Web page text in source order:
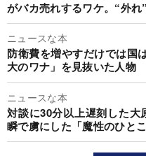
がバカ売れするワケ。“外
ニュースな本
防衛費を増やすだけでは国
大のワナ」を見抜いた人物
ニュースな本
対談に30分以上遅刻した
瞬で虜にした「魔性のひと